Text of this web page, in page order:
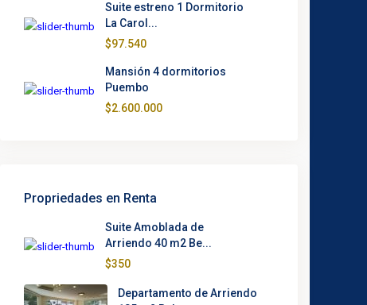
Suite estreno 1 Dormitorio
La Carol...
$97.540
Mansión 4 dormitorios
Puembo
$2.600.000
Propriedades en Renta
Suite Amoblada de
Arriendo 40 m2 Be...
$350
Departamento de Arriendo